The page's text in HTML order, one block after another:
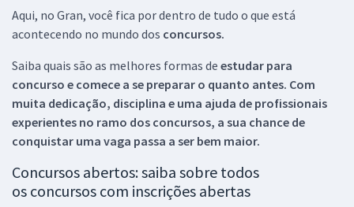
Aqui, no Gran, você fica por dentro de tudo o que está
acontecendo no mundo dos concursos.
Saiba quais são as melhores formas de estudar para
concurso e comece a se preparar o quanto antes. Com
muita dedicação, disciplina e uma ajuda de profissionais
experientes no ramo dos concursos, a sua chance de
conquistar uma vaga passa a ser bem maior.
Concursos abertos: saiba sobre todos
os concursos com inscrições abertas